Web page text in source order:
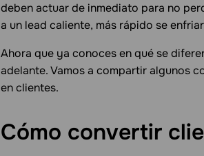
deben actuar de inmediato para no
a un lead caliente, más rápido se
Ahora que ya conoces en qué se
adelante. Vamos a compartir algunos
en clientes.
Cómo convertir